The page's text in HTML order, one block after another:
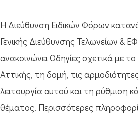
H Διεύθυνση Ειδικών Φόρων
Γενικής Διεύθυνσης Τελωνείων &
ανακοινώνει Οδηγίες σχετικά με
Αττικής, τη δομή, τις
λειτουργία αυτού και τη ρύθμιση
θέματος. Περισσότερες